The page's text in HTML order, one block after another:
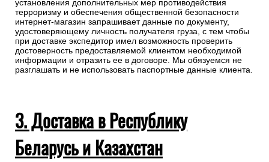
установления дополнительных мер противодействия
терроризму и обеспечения общественной безопасности
интернет-магазин запрашивает данные по документу,
удостоверяющему личность получателя груза, с тем чтобы
при доставке экспедитор имел возможность проверить
достоверность предоставляемой клиентом необходимой
информации и отразить ее в договоре. Мы обязуемся не
разглашать и не использовать паспортные данные клиента.
3. Доставка в Республику
Беларусь и Казахстан